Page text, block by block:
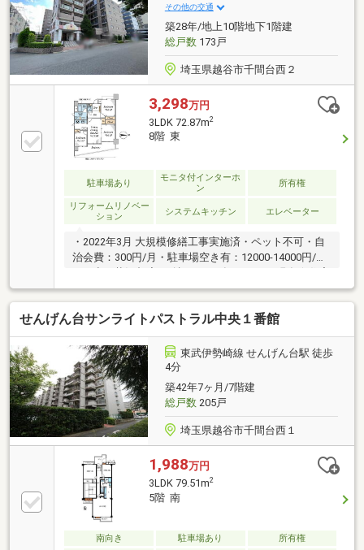
その他の交通
築28年/地上10階地下1階建
総戸数173戸
埼玉県越谷市千間台西２
3,298万円
3LDK 72.87m2
8階 東
駐車場あり
モニタ付インターホ
ン
所有権
リフォームリノベー
ション
システムキッチン エレベーター
・2022年3月 大規模修繕工事実施済・ペット不可・自
治会費：300円/月・駐車場空き有：12000-14000円/
ローンに強い埼玉相互住宅では、常に様々な金融機関
とやりとりをしている住宅ローン専門の部署がござい
ますので、お客様一人一人に合った、またその時々に
最も良い条件でお借入れができるご提案をさせていた
だきます。住宅ローンに不安がある方、借り入れがで
きないと思っている方、あきらめる前に一度埼玉相互
住宅（株）東越谷店までお越しください！
せんげん台サンライトパストラル中央１番館
東武伊勢崎線 せんげん台駅 徒歩
4分
築42年7ヶ月/7階建
総戸数205戸
埼玉県越谷市千間台西１
1,988万円
3LDK 79.51m2
5階 南
南向き 駐車場あり
所有権